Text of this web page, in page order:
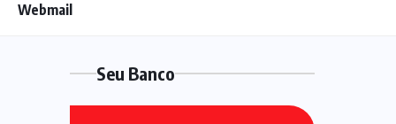
Webmail
Seu Banco